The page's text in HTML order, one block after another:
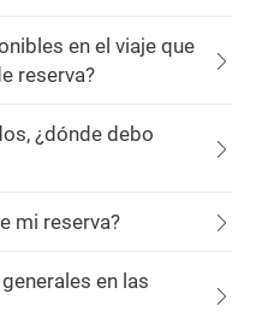
en el viaje que
reserva?
¿dónde debo
mi reserva?
en las